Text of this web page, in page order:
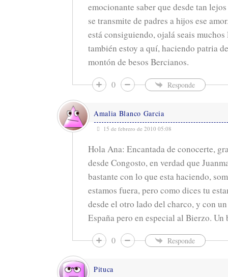
emocionante saber que desde tan
se transmite de padres a hijos ese
está consiguiendo, ojalá seais
también estoy a quí, haciendo patria
montón de besos Bercianos.
0 Responde
Amalia Blanco Garcia
15 de febrero de 2010 05:08
Hola Ana: Encantada de conocerte,
desde Congosto, en verdad que
bastante con lo que esta haciendo,
estamos fuera, pero como dices tu
desde el otro lado del charco, y con
España pero en especial al Bierzo. Un
0 Responde
Pituca